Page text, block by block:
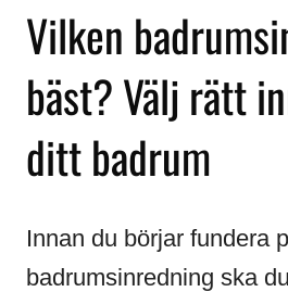
Vilken
bäst? Välj rätt
ditt badrum
Innan du börjar fundera
badrumsinredning ska